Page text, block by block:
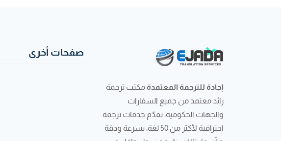
إجادة للترجمة المعتمدة مكتب ترجمة
رائد معتمد من جميع السفارات
والجهات الحكومية، نقدّم خدمات ترجمة
احترافية لأكثر من 50 لغة، بسرعة ودقة
صفحات أخرى